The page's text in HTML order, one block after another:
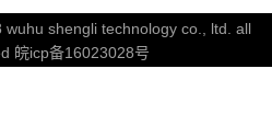
shengli technology co., ltd. all
皖icp备16023028号